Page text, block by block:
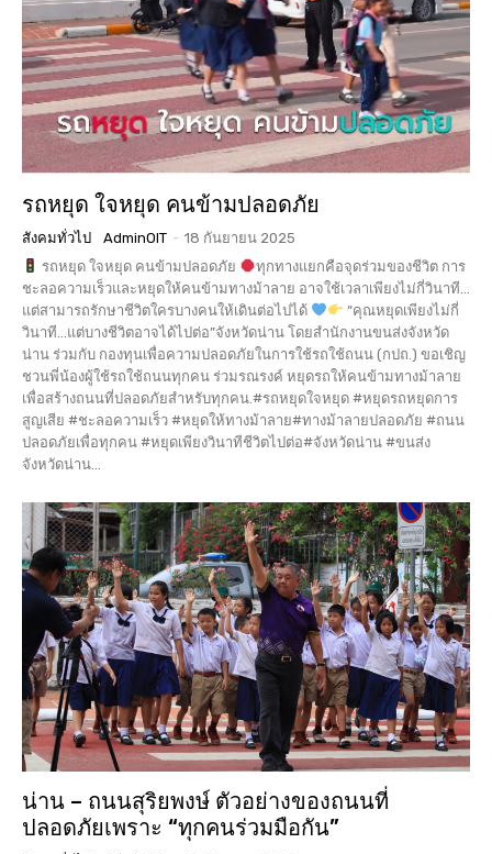
รถหยุด ใจหยุด คนข้ามปลอดภัย
สังคมทั่วไป AdminOIT - 18 กันยายน 2025
รถหยุด ใจหยุด คนข้ามปลอดภัย
ทุกทางแยกคือจุดร่วมของชีวิต การ
ชะลอความเร็วและหยุดให้คนข้ามทางม้าลาย อาจใช้เวลาเพียงไม่กี่วินาที...
แต่สามารถรักษาชีวิตใครบางคนให้เดินต่อไปได้
“คุณหยุดเพียงไม่กี่
วินาที…แต่บางชีวิตอาจได้ไปต่อ”จังหวัดน่าน โดยสำนักงานขนส่งจังหวัด
น่าน ร่วมกับ กองทุนเพื่อความปลอดภัยในการใช้รถใช้ถนน (กปถ.) ขอเชิญ
ชวนพี่น้องผู้ใช้รถใช้ถนนทุกคน ร่วมรณรงค์ หยุดรถให้คนข้ามทางม้าลาย
เพื่อสร้างถนนที่ปลอดภัยสำหรับทุกคน.#รถหยุดใจหยุด #หยุดรถหยุดการ
สูญเสีย #ชะลอความเร็ว #หยุดให้ทางม้าลาย#ทางม้าลายปลอดภัย #ถนน
ปลอดภัยเพื่อทุกคน #หยุดเพียงวินาทีชีวิตไปต่อ#จังหวัดน่าน #ขนส่ง
จังหวัดน่าน...
น่าน – ถนนสุริยพงษ์ ตัวอย่างของถนนที่
ปลอดภัยเพราะ “ทุกคนร่วมมือกัน”